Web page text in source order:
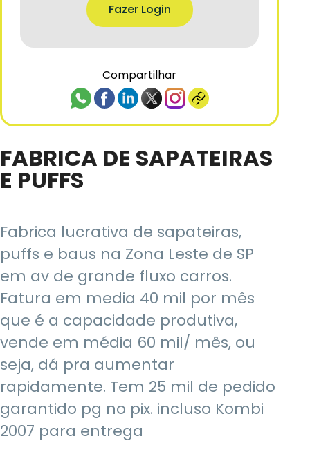
Fazer Login
Compartilhar
FABRICA DE SAPATEIRAS
E PUFFS
Fabrica lucrativa de sapateiras,
puffs e baus na Zona Leste de SP
em av de grande fluxo carros.
Fatura em media 40 mil por mês
que é a capacidade produtiva,
vende em média 60 mil/ mês, ou
seja, dá pra aumentar
rapidamente. Tem 25 mil de pedido
garantido pg no pix. incluso Kombi
2007 para entrega